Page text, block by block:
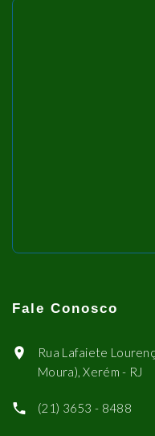
Fale Conosco
Rua Lafaiete
Moura), Xerém - RJ
(21) 3653 - 8488